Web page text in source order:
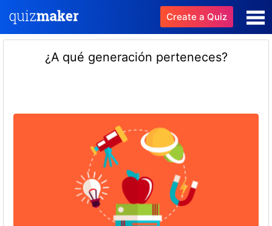
Create a Quiz
¿A qué generación perteneces?